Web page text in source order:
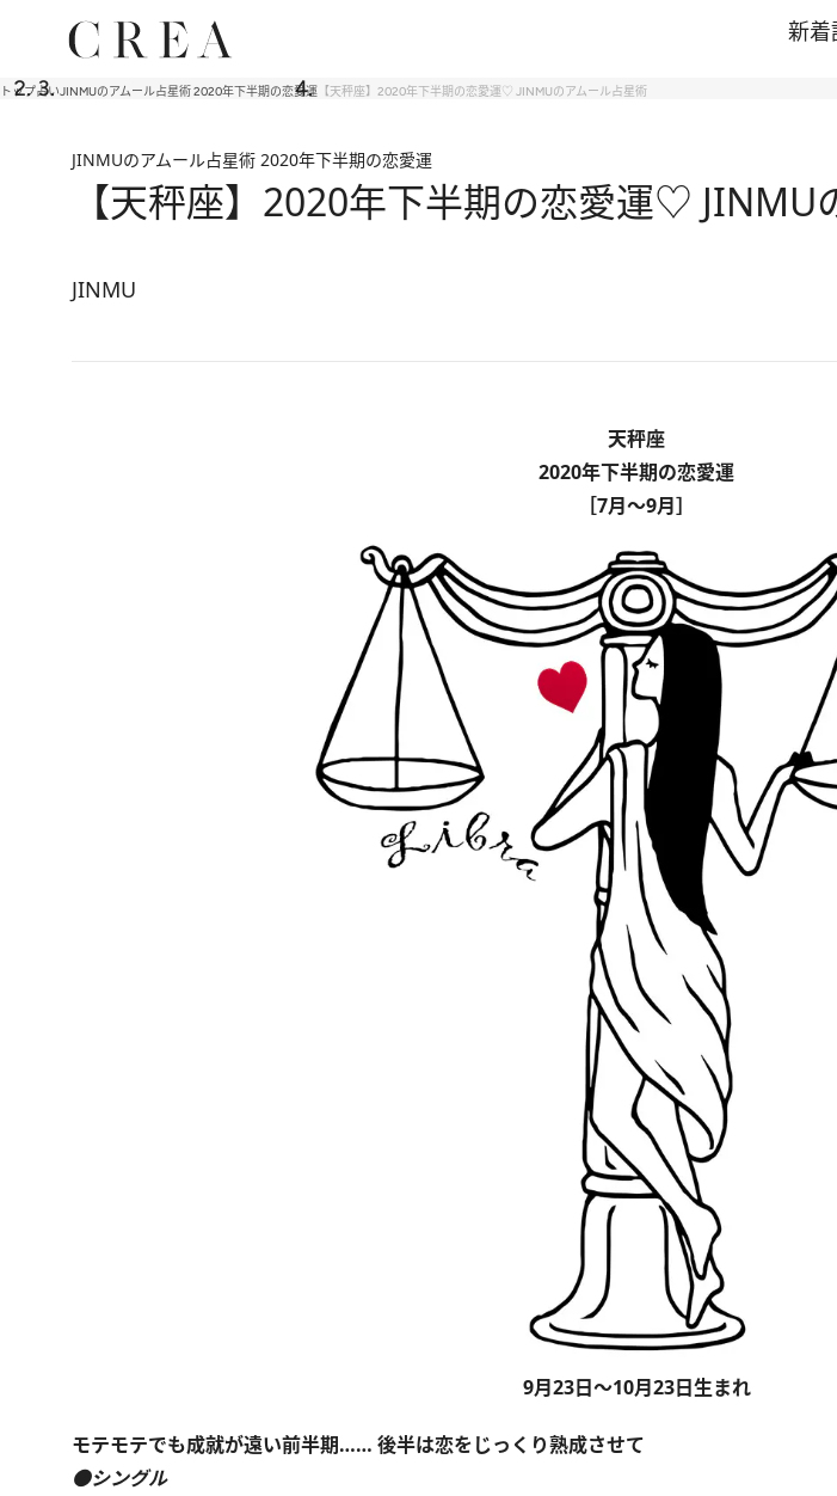
新着
トップ占いJINMUのアムール占星術 2020年下半期の恋愛運 【天秤座】2020年下半期の恋愛運♡ JINMUのアムール占星術
JINMUのアムール占星術 2020年下半期の恋愛運
【天秤座】2020年下半期の恋愛運♡ JINMU
JINMU
天秤座
2020年下半期の恋愛運
［7月～9月］
9月23日～10月23日生まれ
モテモテでも成就が遠い前半期…… 後半は恋をじっくり熟成させて
●シングル